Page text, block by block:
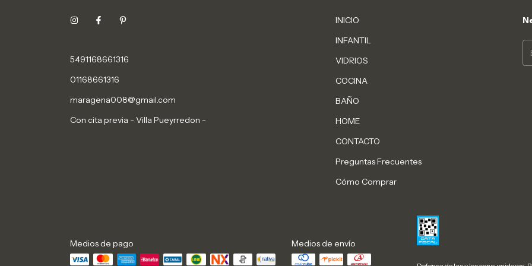
5491168661316
01168661316
maragena008@gmail.com
Con cita previa - Villa Pueyrredon -
INICIO
INFANTIL
VIDRIOS
COCINA
BAÑO
HOME
CONTACTO
Preguntas Frecuentes
Cómo Comprar
Medios de pago Medios de envío